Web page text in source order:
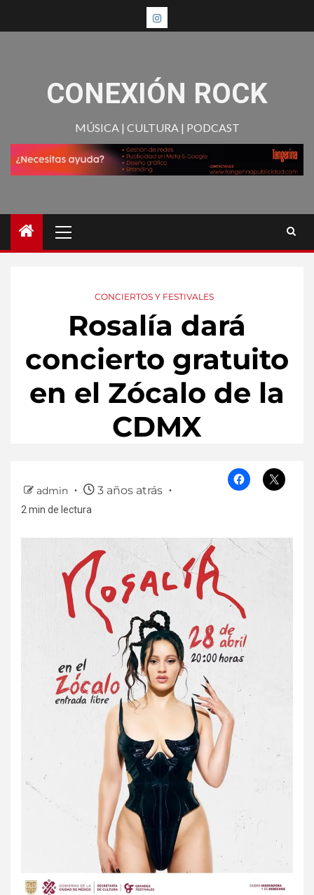
CONEXIÓN ROCK
MÚSICA | CULTURA | PODCAST
CONCIERTOS Y FESTIVALES
Rosalía dará
concierto gratuito
en el Zócalo de la
CDMX
admin 3 años atrás
2 min de lectura